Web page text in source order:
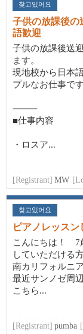
찾고있어요
子供の放課後の
語歓迎
子供の放課後送
ます。
現地校から日本
プルなお仕事です
⸻
■仕事内容
・ロスア...
[Registrant] MW
찾고있어요
ピアノレッスン
こんにちは！ 7
していただける
南カリフォルニ
最近サンノゼ周
こちら...
[Registrant] pumba